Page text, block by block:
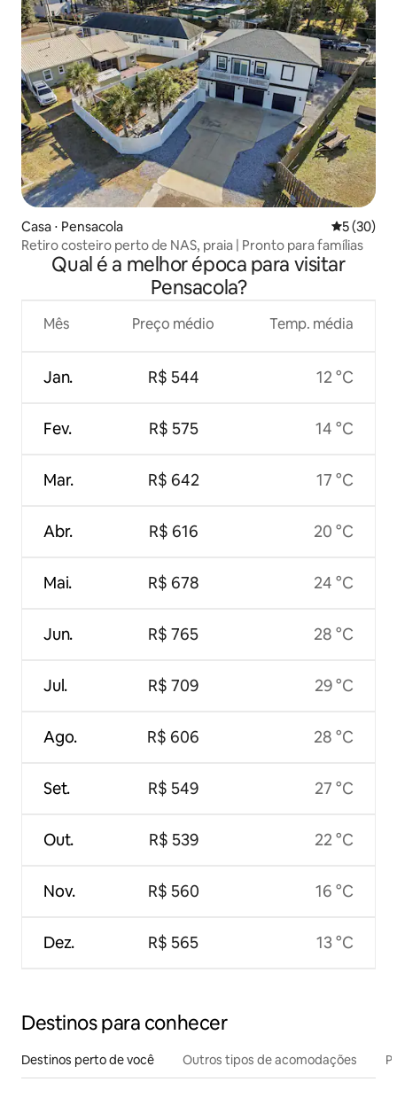
Casa ⋅ Pensacola 5 de uma
5 (30)
Retiro costeiro perto de NAS, praia | Pronto para famílias
Qual é a melhor época para visitar
Pensacola?
Mês
Jan.
Fev.
Mar.
Abr.
Mai.
Jun.
Jul.
Ago.
Set.
Out.
Nov.
Dez.
Preço médio
R$ 544
R$ 575
R$ 642
R$ 616
R$ 678
R$ 765
R$ 709
R$ 606
R$ 549
R$ 539
R$ 560
R$ 565
Temp. média
12 °C
14 °C
17 °C
20 °C
24 °C
28 °C
29 °C
28 °C
27 °C
22 °C
16 °C
13 °C
Destinos para conhecer
Destinos perto de você Outros tipos de acomodações